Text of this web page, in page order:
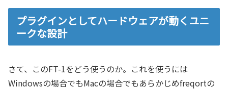
プラグインとしてハードウェアが動くユニ
ークな設計
さて、このFT-1をどう使うのか。これを使うには
Windowsの場合でもMacの場合でもあらかじめfreqortの